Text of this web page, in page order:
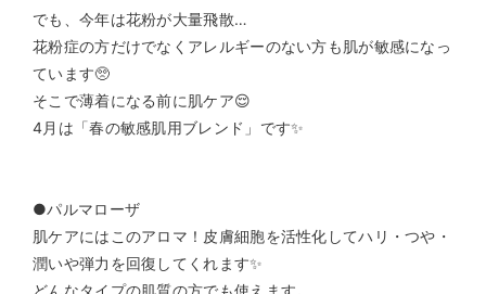
でも、今年は花粉が大量飛散…
花粉症の方だけでなくアレルギーのない方も肌が敏感になっ
ています🥺
そこで薄着になる前に肌ケア😌
4月は「春の敏感肌用ブレンド」です✨
●パルマローザ
肌ケアにはこのアロマ！皮膚細胞を活性化してハリ・つや・
潤いや弾力を回復してくれます✨